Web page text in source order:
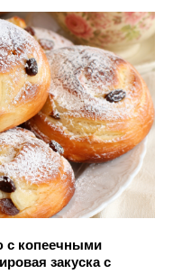
с копеечными
закуска с